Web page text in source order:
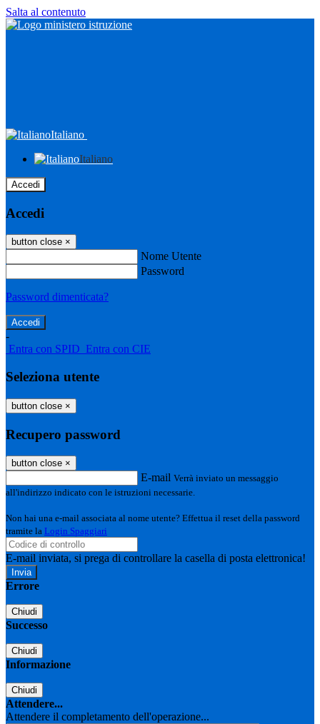
Salta al contenuto
Italiano
Italiano
Accedi
Accedi
button close ×
Nome Utente
Password
Password dimenticata?
-
Entra con SPID Entra con CIE
Seleziona utente
button close ×
Recupero password
button close ×
E-mail Verrà inviato un messaggio
all'indirizzo indicato con le istruzioni necessarie.
Non hai una e-mail associata al nome utente? Effettua il reset della password
tramite la Login Spaggiari
E-mail inviata, si prega di controllare la casella di posta elettronica!
Errore
Chiudi
Successo
Chiudi
Informazione
Chiudi
Attendere...
Attendere il completamento dell'operazione...